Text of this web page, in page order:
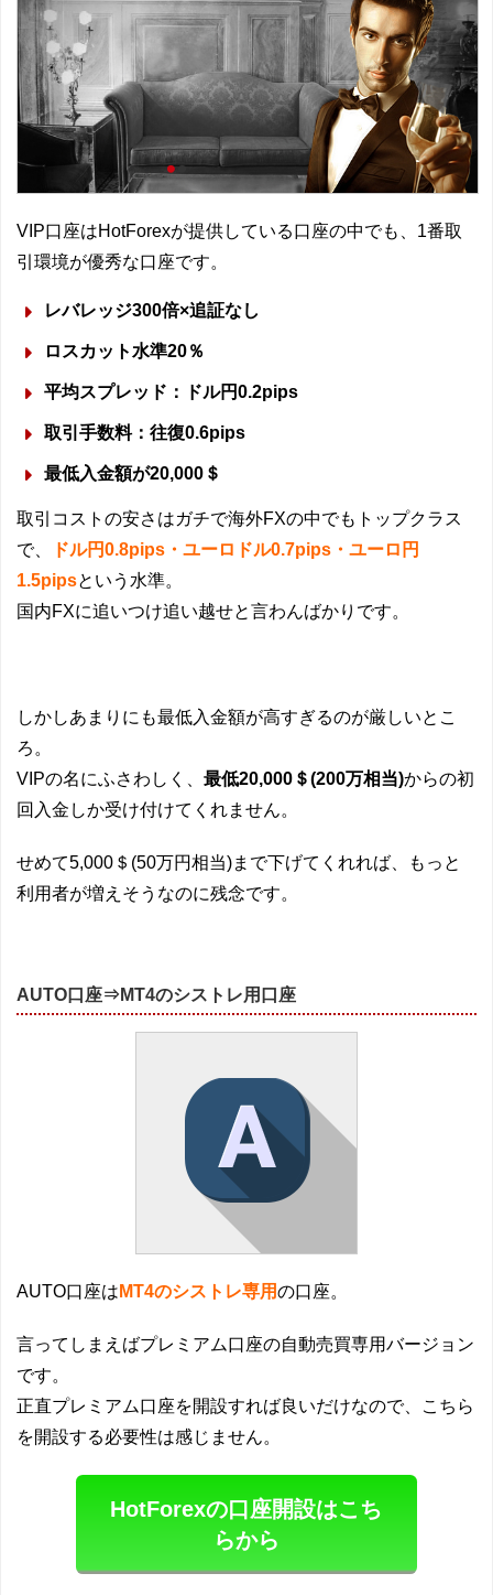
VIP口座はHotForexが提供している口座の中でも、1番取
引環境が優秀な口座です。
レバレッジ300倍×追証なし
ロスカット水準20％
平均スプレッド：ドル円0.2pips
取引手数料：往復0.6pips
最低入金額が20,000＄
取引コストの安さはガチで海外FXの中でもトップクラス
で、
ドル円0.8pips・ユーロドル0.7pips・ユーロ円
1.5pipsという水準。
国内FXに追いつけ追い越せと言わんばかりです。
しかしあまりにも最低入金額が高すぎるのが厳しいとこ
ろ。
VIPの名にふさわしく、 最低20,000＄(200万相当)からの初
回入金しか受け付けてくれません。
せめて5,000＄(50万円相当)まで下げてくれれば、もっと
利用者が増えそうなのに残念です。
AUTO口座⇒MT4のシストレ用口座
AUTO口座は MT4のシストレ専用の口座。
言ってしまえばプレミアム口座の自動売買専用バージョン
です。
正直プレミアム口座を開設すれば良いだけなので、こちら
を開設する必要性は感じません。
HotForexの口座開設はこち
らから